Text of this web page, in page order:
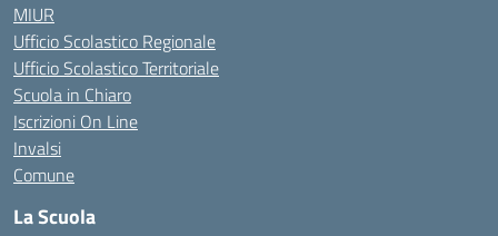
MIUR
Ufficio Scolastico Regionale
Ufficio Scolastico Territoriale
Scuola in Chiaro
Iscrizioni On Line
Invalsi
Comune
La Scuola